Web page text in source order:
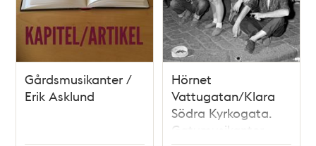
Gårdsmusikanter /
Erik Asklund
Hörnet
Vattugatan/Klara
Södra Kyrkogata.
Gatumusikanter